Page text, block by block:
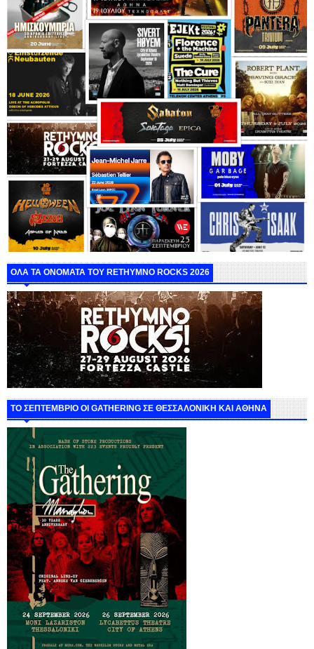
ΟΛΑ ΤΑ ΟΝΟΜΑΤΑ ΤΟΥ RETHYMNO ROCKS 2026
ΤΟ ΣΕΠΤΕΜΒΡΙΟ ΟΙ GATHERING ΣΕ ΘΕΣΣΑΛΟΝΙΚΗ ΚΑΙ ΑΘΗΝΑ